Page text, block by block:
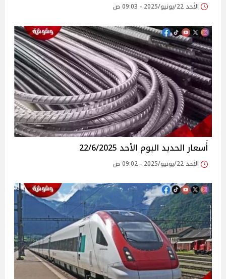
الأحد 22/يونيو/2025 - 09:03 ص
أسعار الحديد اليوم الأحد 22/6/2025
الأحد 22/يونيو/2025 - 09:02 ص